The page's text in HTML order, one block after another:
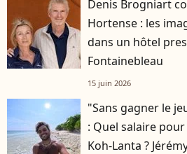
Denis Brogniart
Hortense : les
dans un hôtel
Fontainebleau
15 juin 2026
"Sans gagner le
: Quel salaire
Koh-Lanta ?